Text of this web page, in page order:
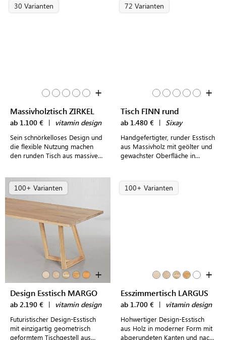
30 Varianten
+
Massivholztisch ZIRKEL
ab 1.100 € | vitamin design
Sein schnörkelloses Design und
die flexible Nutzung machen
den runden Tisch aus massivem
72 Varianten
+
Tisch FINN rund
ab 1.480 € | Sixay
Handgefertigter, runder Esstisch
aus Massivholz mit geölter und
gewachster Oberfläche in
100+ Varianten
+
Design Esstisch MARGO
ab 2.190 € | vitamin design
Futuristischer Design-Esstisch
mit einzigartig geometrisch
geformtem Tischgestell aus
100+ Varianten
+
Esszimmertisch LARGUS
ab 1.700 € | vitamin design
Hohwertiger Design-Esstisch
aus Holz in moderner Form mit
abgerundeten Kanten und nach